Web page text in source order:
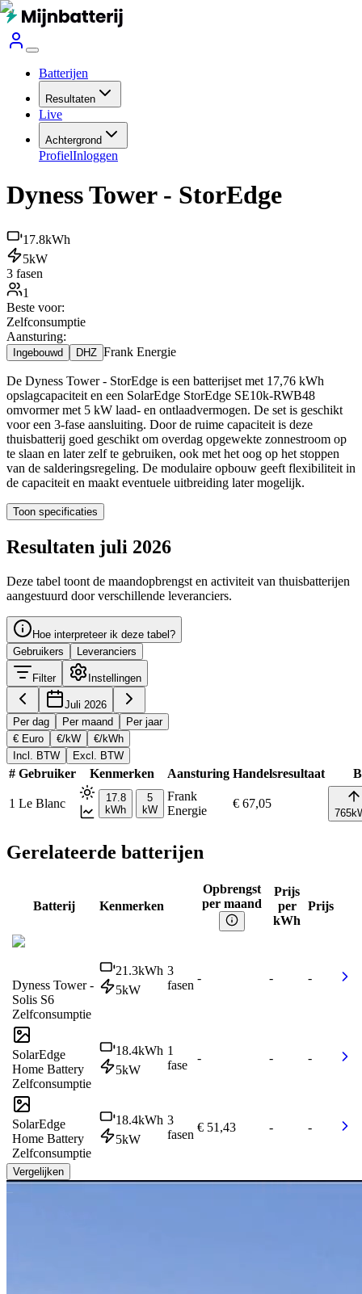
Batterijen
Resultaten
Live
Achtergrond
ProfielInloggen
Dyness Tower - StorEdge
17.8kWh
5kW
3 fasen
1
Beste voor:
Zelfconsumptie
Aansturing:
Ingebouwd DHZ Frank Energie
De Dyness Tower - StorEdge is een batterijset met 17,76 kWh
opslagcapaciteit en een SolarEdge StorEdge SE10k-RWB48
omvormer met 5 kW laad- en ontlaadvermogen. De set is geschikt
voor een 3-fase aansluiting. Door de ruime capaciteit is deze
thuisbatterij goed geschikt om overdag opgewekte zonnestroom op
te slaan en later zelf te gebruiken, ook met het oog op het stoppen
van de salderingsregeling. De modulaire opbouw geeft flexibiliteit in
de capaciteit en maakt eventuele uitbreiding later mogelijk.
Toon specificaties
Resultaten juli 2026
Deze tabel toont de maandopbrengst en activiteit van thuisbatterijen
aangestuurd door verschillende leveranciers.
Hoe interpreteer ik deze tabel?
Gebruikers
Leveranciers
Filter Instellingen
Juli 2026
Per dag
Per maand
Per jaar
€ Euro
€/kW
€/kWh
Incl. BTW
Excl. BTW
# Gebruiker Kenmerken Aansturing Handelsresultaat
1 Le Blanc
17.8
kWh
5
kW
Frank
Energie
€ 67,05
765
Gerelateerde batterijen
Batterij Kenmerken
Opbrengst
per maand
Prijs
per
kWh
Prijs
Dyness Tower -
Solis S6
Zelfconsumptie
21.3kWh
5kW
3
fasen
- - -
SolarEdge
Home Battery
Zelfconsumptie
18.4kWh
5kW
1
fase
- - -
SolarEdge
Home Battery
Zelfconsumptie
18.4kWh
5kW
3
fasen
€ 51,43 - -
Vergelijken